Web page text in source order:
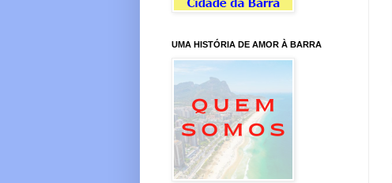
UMA HISTÓRIA DE AMOR À BARRA